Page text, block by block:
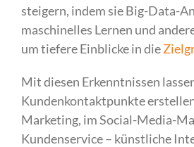
steigern, indem sie Big-Data-
maschinelles Lernen und
um tiefere Einblicke in die
Mit diesen Erkenntnissen
Kundenkontaktpunkte
Marketing, im Social-Media-
Kundenservice – künstliche